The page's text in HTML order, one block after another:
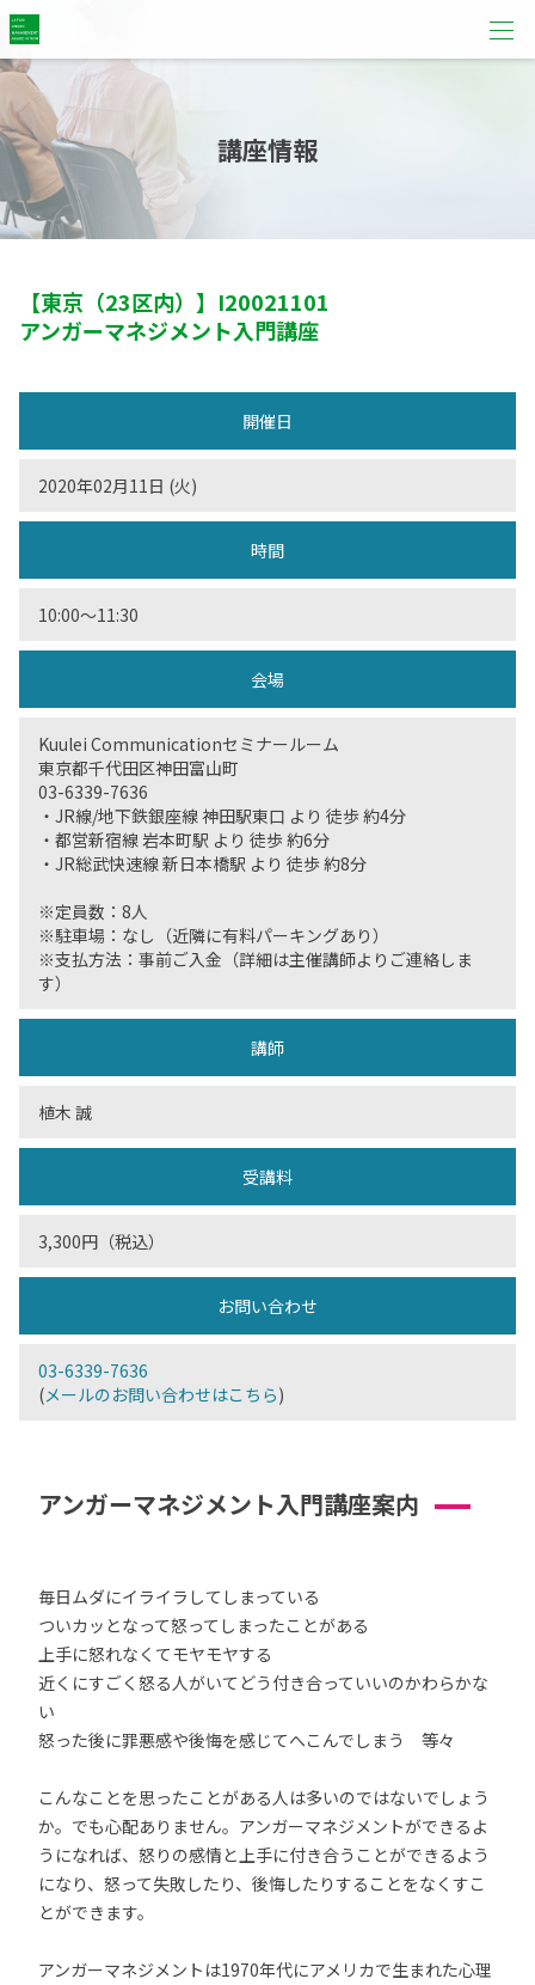
講座情報
【東京（23区内）】 I20021101
アンガーマネジメント入門講座
開催日
2020年02月11日 (火)
時間
10:00〜11:30
会場
Kuulei Communicationセミナールーム
東京都千代田区神田富山町
03-6339-7636
・JR線/地下鉄銀座線 神田駅東口 より 徒歩 約4分
・都営新宿線 岩本町駅 より 徒歩 約6分
・JR総武快速線 新日本橋駅 より 徒歩 約8分
※定員数：8人
※駐車場：なし（近隣に有料パーキングあり）
※支払方法：事前ご入金（詳細は主催講師よりご連絡しま
す）
講師
植木 誠
受講料
3,300円（税込）
お問い合わせ
03-6339-7636
(メールのお問い合わせはこちら)
アンガーマネジメント入門講座案内
毎日ムダにイライラしてしまっている
ついカッとなって怒ってしまったことがある
上手に怒れなくてモヤモヤする
近くにすごく怒る人がいてどう付き合っていいのかわらかな
い
怒った後に罪悪感や後悔を感じてへこんでしまう 等々
こんなことを思ったことがある人は多いのではないでしょう
か。でも心配ありません。アンガーマネジメントができるよ
うになれば、怒りの感情と上手に付き合うことができるよう
になり、怒って失敗したり、後悔したりすることをなくすこ
とができます。
アンガーマネジメントは1970年代にアメリカで生まれた心理